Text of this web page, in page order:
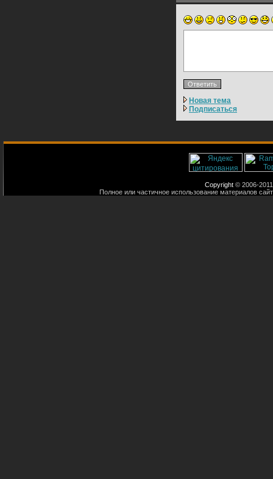
Новая тема
Подписаться
Copyright © 2006-
Полное или частичное использование материалов